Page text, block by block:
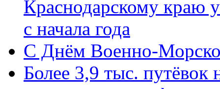
Краснодарскому краю
с начала года
C Днём Военно-
Более 3,9 тыс. путёвок